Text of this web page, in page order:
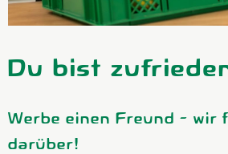
Kühltheke
GrüneWelt Bäckerei
Getränke
Du bist
Werbe einen Freund - wir
darüber!